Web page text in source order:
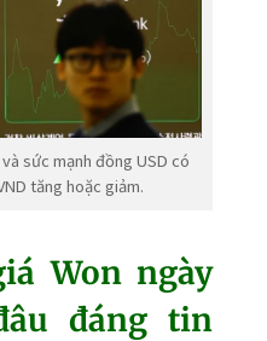
sức mạnh đồng USD có
tăng hoặc giảm.
Won ngày
đáng tin